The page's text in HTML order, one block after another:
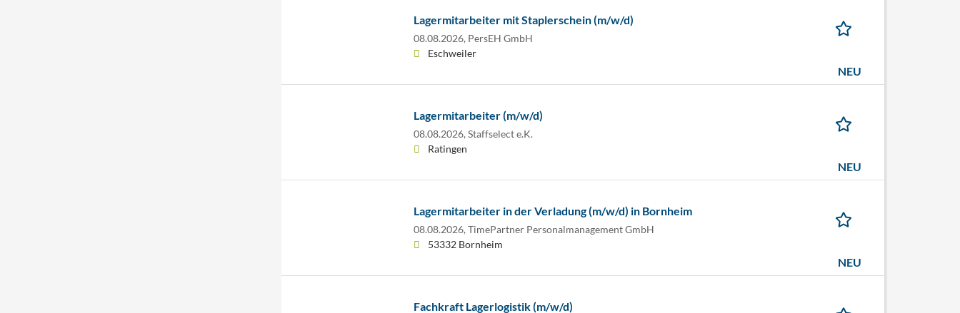
Lagermitarbeiter mit Staplerschein (m/w/d)
08.08.2026, PersEH GmbH
Eschweiler
NEU
Lagermitarbeiter (m/w/d)
08.08.2026, Staffselect e.K.
Ratingen
NEU
Lagermitarbeiter in der Verladung (m/w/d) in Bornheim
08.08.2026, TimePartner Personalmanagement GmbH
53332 Bornheim
NEU
Fachkraft Lagerlogistik (m/w/d)